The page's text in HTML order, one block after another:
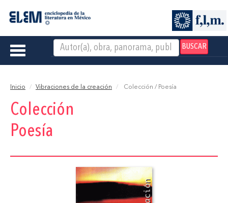
BUSCAR
Toggle
Inicio Vibraciones de la creación Colección / Poesía
Colección
Poesía